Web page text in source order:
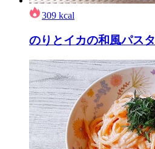
309 kcal
のりとイカの和風パスタ